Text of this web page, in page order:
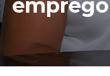
emprego